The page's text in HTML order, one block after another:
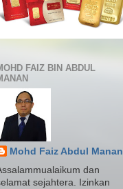
FAIZ BIN ABDUL
Mohd Faiz Abdul Manan
dan
sejahtera. Izinkan